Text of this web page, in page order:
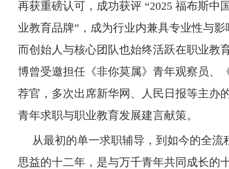
再获重磅认可，成功获评 “2025 福布斯中
业教育品牌”，成为行业内兼具专业性与
而创始人与核心团队也始终活跃在职业教
博曾受邀担任《非你莫属》青年观察员、
荐官，多次出席新华网、人民日报等主办
青年求职与职业教育发展建言献策。
从最初的单一求职辅导，到如今的全流
思益的十二年，是与万千青年共同成长的